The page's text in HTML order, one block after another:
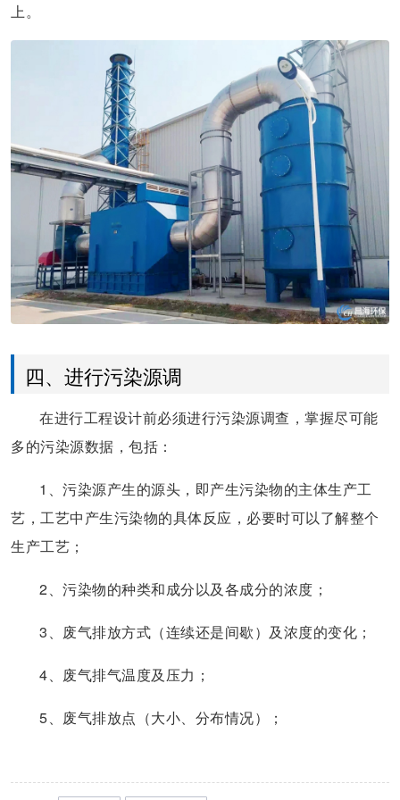
上。
四、进行污染源调
在进行工程设计前必须进行污染源调查，掌握尽可能
多的污染源数据，包括：
1、污染源产生的源头，即产生污染物的主体生产工
艺，工艺中产生污染物的具体反应，必要时可以了解整个
生产工艺；
2、污染物的种类和成分以及各成分的浓度；
3、废气排放方式（连续还是间歇）及浓度的变化；
4、废气排气温度及压力；
5、废气排放点（大小、分布情况）；